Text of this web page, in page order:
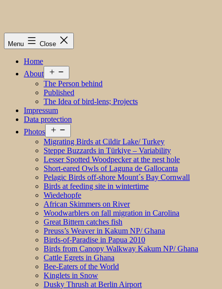
Menu Close
Home
About
menu
The Person behind
Published
The Idea of bird-lens; Projects
Impressum
Data protection
Photos
menu
Migrating Birds at Cildir Lake/ Turkey
Steppe Buzzards in Türkiye – Variability
Lesser Spotted Woodpecker at the nest hole
Short-eared Owls of Laguna de Gallocanta
Pelagic Birds off-shore Mount´s Bay Cornwall
Birds at feeding site in wintertime
Wiedehopfe
African Skimmers on River
Woodwarblers on fall migration in Carolina
Great Bittern catches fish
Preuss’s Weaver in Kakum NP/ Ghana
Birds-of-Paradise in Papua 2010
Birds from Canopy Walkway Kakum NP/ Ghana
Cattle Egrets in Ghana
Bee-Eaters of the World
Kinglets in Snow
Dusky Thrush at Berlin Airport